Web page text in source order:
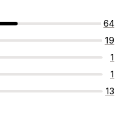
64
19
1
1
13